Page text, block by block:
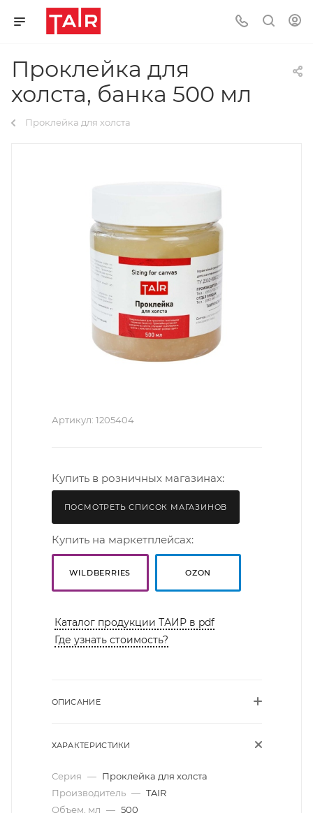
Проклейка для
холста, банка 500 мл
Проклейка для холста
Артикул: 1205404
Купить в розничных магазинах:
ПОСМОТРЕТЬ СПИСОК МАГАЗИНОВ
Купить на маркетплейсах:
WILDBERRIES OZON
Каталог продукции ТАИР в pdf
Где узнать стоимость?
ОПИСАНИЕ
ХАРАКТЕРИСТИКИ
Серия — Проклейка для холста
Производитель — TAIR
Объем, мл — 500